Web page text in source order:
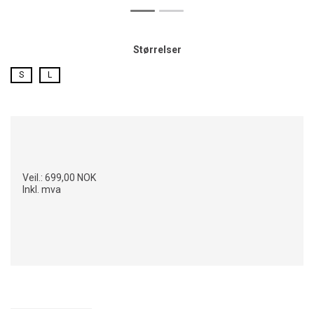
Størrelser
S L
Veil.: 699,00 NOK
Inkl. mva